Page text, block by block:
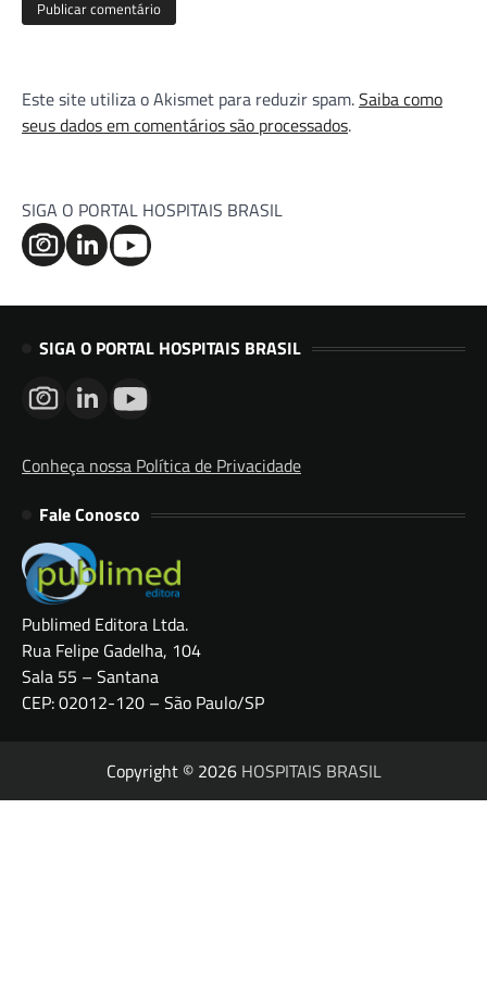
Este site utiliza o Akismet para reduzir spam.Saiba como
seus dados em comentários são processados.
SIGA O PORTAL HOSPITAIS BRASIL
SIGA O PORTAL HOSPITAIS BRASIL
Conheça nossa Política de Privacidade
Fale Conosco
Publimed Editora Ltda.
Rua Felipe Gadelha, 104
Sala 55 – Santana
CEP: 02012-120 – São Paulo/SP
Copyright © 2026 HOSPITAIS BRASIL